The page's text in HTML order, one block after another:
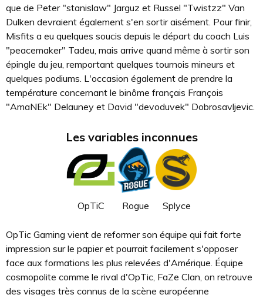
que de Peter "stanislaw" Jarguz et Russel "Twistzz" Van
Dulken devraient également s'en sortir aisément. Pour finir,
Misfits a eu quelques soucis depuis le départ du coach Luis
"peacemaker" Tadeu, mais arrive quand même à sortir son
épingle du jeu, remportant quelques tournois mineurs et
quelques podiums. L'occasion également de prendre la
température concernant le binôme français François
"AmaNEk" Delauney et David "devoduvek" Dobrosavljevic.
Les variables inconnues
OpTiC Rogue Splyce
OpTic Gaming vient de reformer son équipe qui fait forte
impression sur le papier et pourrait facilement s'opposer
face aux formations les plus relevées d'Amérique. Équipe
cosmopolite comme le rival d'OpTic, FaZe Clan, on retrouve
des visages très connus de la scène européenne